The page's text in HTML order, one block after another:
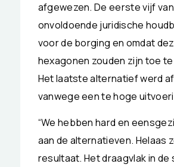
afgewezen. De eerste vijf
onvoldoende juridische
voor de borging en omdat
hexagonen zouden zijn toe
Het laatste alternatief werd
vanwege een te hoge
“We hebben hard en
aan de alternatieven. Helaas
resultaat. Het draagvlak in